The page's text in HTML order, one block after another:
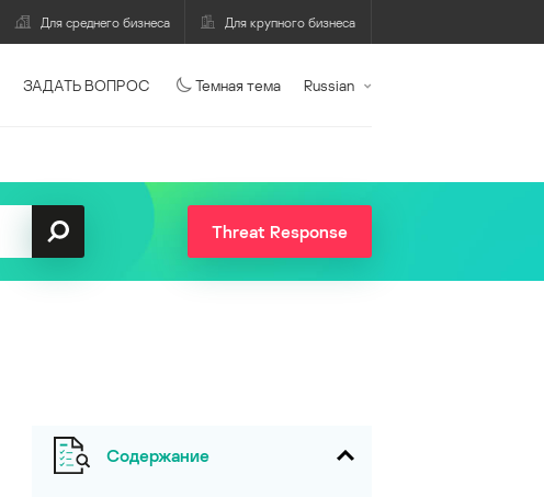
Для среднего бизнеса Для крупного бизнеса
ЗАДАТЬ ВОПРОС Темная тема Russian
Threat Response
Содержание